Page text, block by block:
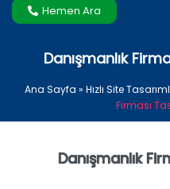
Hemen Ara
Danışmanlık
Ana Sayfa » Hızlı Site
Firması
Danışmanlık